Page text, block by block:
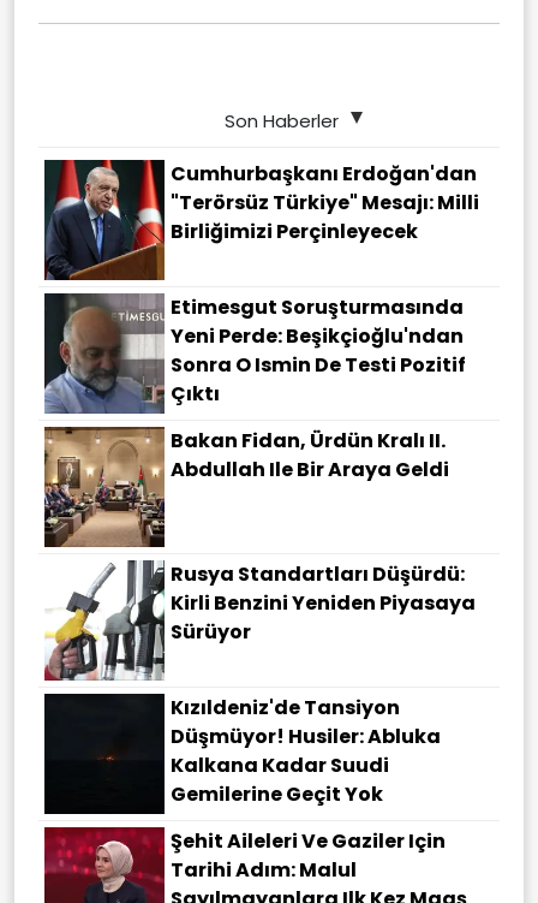
Son Haberler
Cumhurbaşkanı Erdoğan'dan
"terörsüz Türkiye" Mesajı: Milli
Birliğimizi Perçinleyecek
Etimesgut Soruşturmasında
Yeni Perde: Beşikçioğlu'ndan
Sonra O Ismin De Testi Pozitif
Çıktı
Bakan Fidan, Ürdün Kralı II.
Abdullah Ile Bir Araya Geldi
Rusya Standartları Düşürdü:
Kirli Benzini Yeniden Piyasaya
Sürüyor
Kızıldeniz'de Tansiyon
Düşmüyor! Husiler: Abluka
Kalkana Kadar Suudi
Gemilerine Geçit Yok
Şehit Aileleri Ve Gaziler Için
Tarihi Adım: Malul